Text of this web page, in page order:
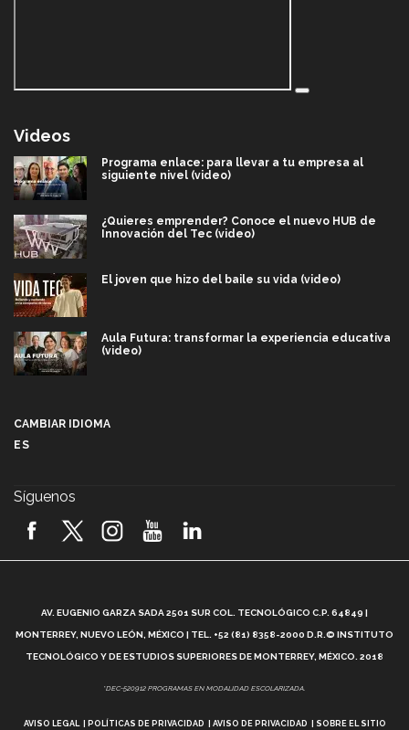
Videos
Programa enlace: para llevar a tu empresa al
siguiente nivel (video)
¿Quieres emprender? Conoce el nuevo HUB de
Innovación del Tec (video)
El joven que hizo del baile su vida (video)
Aula Futura: transformar la experiencia educativa
(video)
2026! (video)
¿Cómo es el Modelo Educativo Tec? (video)
Vida Tec: Feminismo e Inteligencia Artificial, Paola
CAMBIAR IDIOMA
ES
Síguenos
AV. EUGENIO GARZA SADA 2501 SUR COL. TECNOLÓGICO C.P. 64849 |
MONTERREY, NUEVO LEÓN, MÉXICO | TEL. +52 (81) 8358-2000 D.R.© INSTITUTO
TECNOLÓGICO Y DE ESTUDIOS SUPERIORES DE MONTERREY, MÉXICO. 2018
*DEC-520912 PROGRAMAS EN MODALIDAD ESCOLARIZADA.
AVISO LEGAL POLÍTICAS DE PRIVACIDAD AVISO DE PRIVACIDAD SOBRE EL SITIO